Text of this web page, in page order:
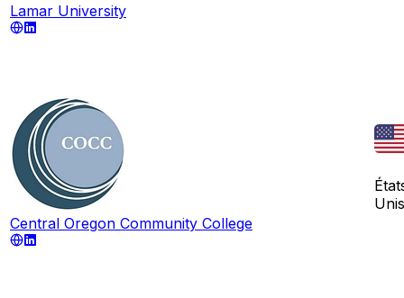
Lamar University
Central Oregon Community College
Unis